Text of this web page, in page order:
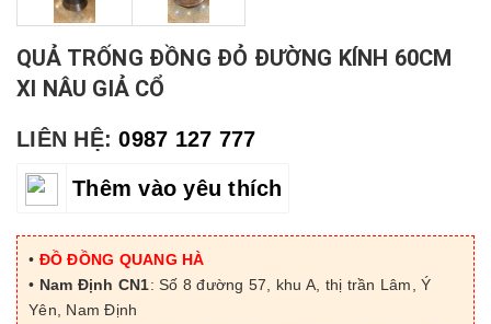
QUẢ TRỐNG ĐỒNG ĐỎ ĐƯỜNG KÍNH 60CM
XI NÂU GIẢ CỔ
LIÊN HỆ:0987 127 777
Thêm vào yêu thích
• ĐỒ ĐỒNG QUANG HÀ
• Nam Định CN1: Số 8 đường 57, khu A, thị trần Lâm, Ý
Yên, Nam Định